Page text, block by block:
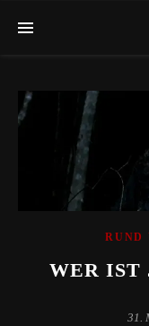
RUND
WER IST
31.